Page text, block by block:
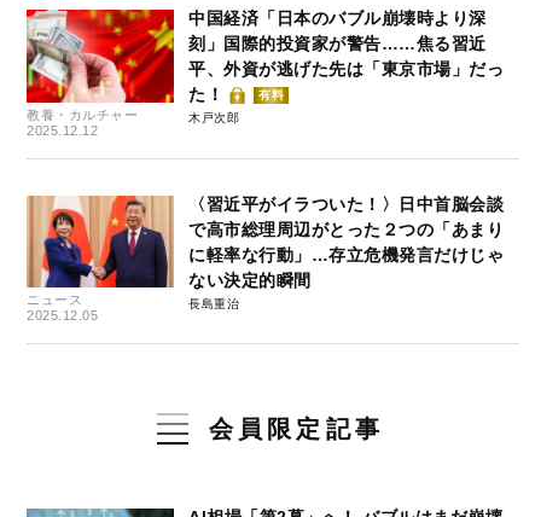
教養・カルチャー
2025.12.12
中国経済「日本のバブル崩壊時より深
刻」国際的投資家が警告……焦る習近
平、外資が逃げた先は「東京市場」だっ
た！
有料
木戸次郎
ニュース
2025.12.05
〈習近平がイラついた！〉日中首脳会談
で高市総理周辺がとった２つの「あまり
に軽率な行動」…存立危機発言だけじゃ
ない決定的瞬間
長島重治
会員限定記事